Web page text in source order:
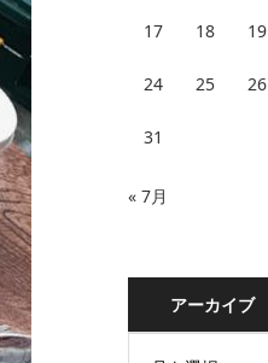
17 18 19
24 25 26
31
« 7月
アーカイブ